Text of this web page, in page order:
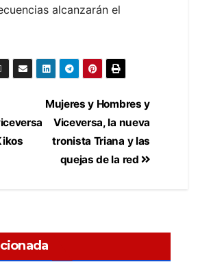
alcanzarán el
Mujeres y Hombres y
Viceversa, la nueva
tronista Triana y las
quejas de la red